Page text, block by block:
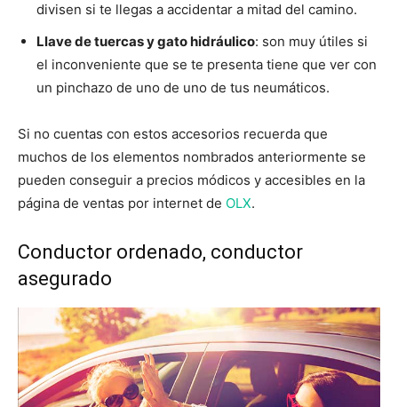
divisen si te llegas a accidentar a mitad del camino.
Llave de tuercas y gato hidráulico: son muy útiles si
el inconveniente que se te presenta tiene que ver con
un pinchazo de uno de uno de tus neumáticos.
Si no cuentas con estos accesorios recuerda que
muchos de los elementos nombrados anteriormente se
pueden conseguir a precios módicos y accesibles en la
página de ventas por internet de OLX.
Conductor ordenado, conductor
asegurado